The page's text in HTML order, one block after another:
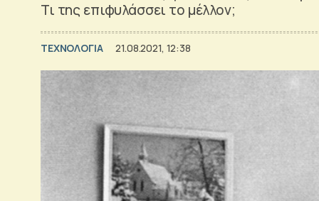
Τι της επιφυλάσσει το μέλλον;
ΤΕΧΝΟΛΟΓΙΑ 21.08.2021, 12:38